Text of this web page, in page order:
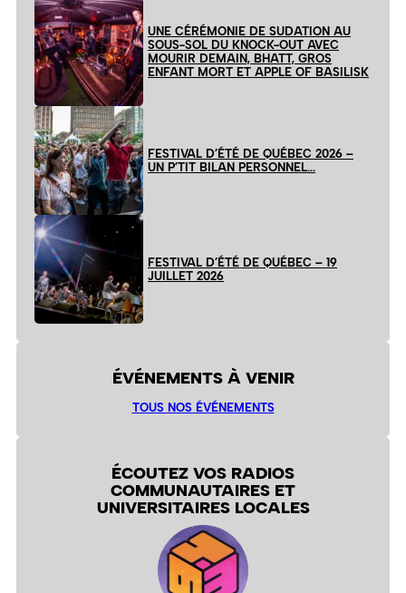
UNE CÉRÉMONIE DE SUDATION AU
SOUS-SOL DU KNOCK-OUT AVEC
MOURIR DEMAIN, BHATT, GROS
ENFANT MORT ET APPLE OF BASILISK
FESTIVAL D’ÉTÉ DE QUÉBEC 2026 –
UN P’TIT BILAN PERSONNEL…
FESTIVAL D’ÉTÉ DE QUÉBEC – 19
JUILLET 2026
ÉVÉNEMENTS À VENIR
TOUS NOS ÉVÉNEMENTS
ÉCOUTEZ VOS RADIOS
COMMUNAUTAIRES ET
UNIVERSITAIRES LOCALES